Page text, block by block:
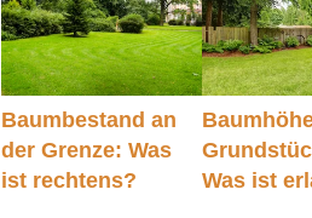
Baumbestand an
der Grenze: Was
ist rechtens?
Was ist